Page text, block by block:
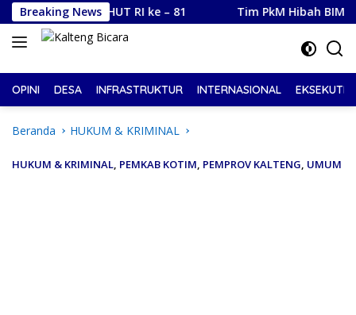
Langsung
ke
konten
Breaking News
HUT RI ke – 81 Tim PkM Hibah BIMA
OPINI DESA INFRASTRUKTUR INTERNASIONAL EKSEKUTIF
Beranda HUKUM & KRIMINAL
HUKUM & KRIMINAL, PEMKAB KOTIM, PEMPROV KALTENG, UMUM